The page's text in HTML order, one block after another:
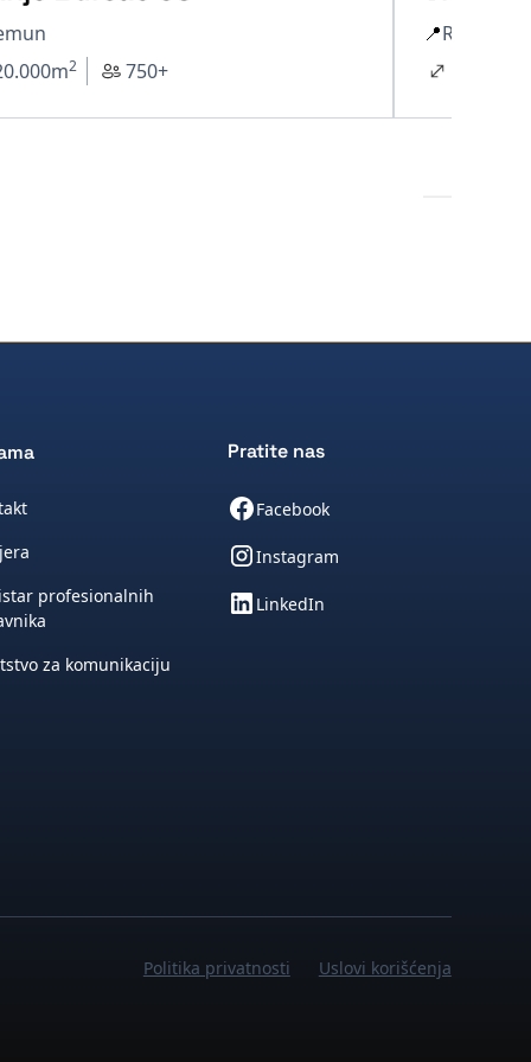
m2 750+
📍Rakovica
profesionalnih
za komunikaciju
Pratite nas
Facebook
Instagram
LinkedIn
Politika privatnosti Uslovi korišćenja